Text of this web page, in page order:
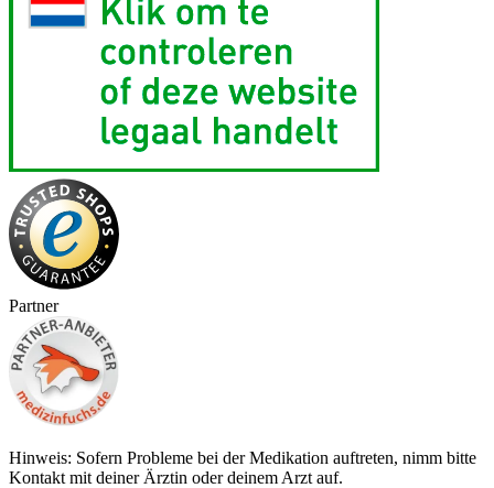
Partner
Hinweis: Sofern Probleme bei der Medikation auftreten, nimm bitte
Kontakt mit deiner Ärztin oder deinem Arzt auf.